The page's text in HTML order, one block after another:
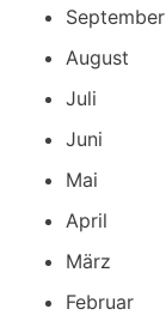
September
August
Juli
Juni
Mai
April
März
Februar